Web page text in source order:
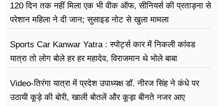
120 दिन तक नहीं मिला एक भी वीक ऑफ, सीनियर्स की प्रताड़ना से
परेशान महिला ने दी जान; सुसाइड नोट से खुला मामला
Sports Car Kanwar Yatra : स्पोर्ट्स कार में निकली कांवड
यात्रा तो लोग बोले हर हर महादेव, विराजमान थे भोले बाबा
Video-तिरंगा यात्रा में प्रदेश उपाध्यक्ष डॉ. नीरज सिंह ने कंधे पर
उठायी कूड़े की बोरी, खाली बोतलें और कूड़ा बीनते नजर आए